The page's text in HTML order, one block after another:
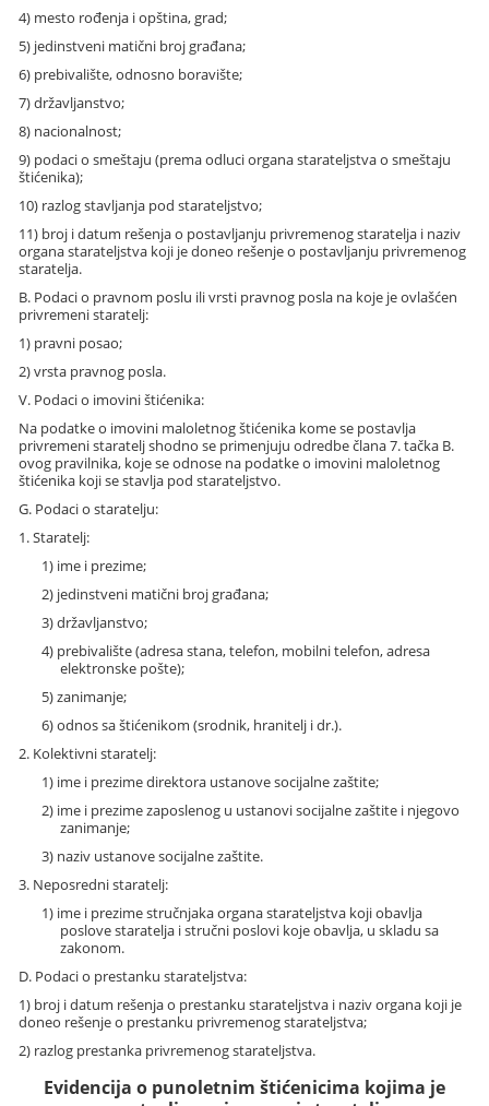
4) mesto rođenja i opština, grad;
5) jedinstveni matični broj građana;
6) prebivalište, odnosno boravište;
7) državljanstvo;
8) nacionalnost;
9) podaci o smeštaju (prema odluci organa starateljstva o smeštaju
štićenika);
10) razlog stavljanja pod starateljstvo;
11) broj i datum rešenja o postavljanju privremenog staratelja i naziv
organa starateljstva koji je doneo rešenje o postavljanju privremenog
staratelja.
B. Podaci o pravnom poslu ili vrsti pravnog posla na koje je ovlašćen
privremeni staratelj:
1) pravni posao;
2) vrsta pravnog posla.
V. Podaci o imovini štićenika:
Na podatke o imovini maloletnog štićenika kome se postavlja
privremeni staratelj shodno se primenjuju odredbe člana 7. tačka B.
ovog pravilnika, koje se odnose na podatke o imovini maloletnog
štićenika koji se stavlja pod starateljstvo.
G. Podaci o staratelju:
1. Staratelj:
1) ime i prezime;
2) jedinstveni matični broj građana;
3) državljanstvo;
4) prebivalište (adresa stana, telefon, mobilni telefon, adresa
elektronske pošte);
5) zanimanje;
6) odnos sa štićenikom (srodnik, hranitelj i dr.).
2. Kolektivni staratelj:
1) ime i prezime direktora ustanove socijalne zaštite;
2) ime i prezime zaposlenog u ustanovi socijalne zaštite i njegovo
zanimanje;
3) naziv ustanove socijalne zaštite.
3. Neposredni staratelj:
1) ime i prezime stručnjaka organa starateljstva koji obavlja
poslove staratelja i stručni poslovi koje obavlja, u skladu sa
zakonom.
D. Podaci o prestanku starateljstva:
1) broj i datum rešenja o prestanku starateljstva i naziv organa koji je
doneo rešenje o prestanku privremenog starateljstva;
2) razlog prestanka privremenog starateljstva.
Evidencija o punoletnim štićenicima kojima je